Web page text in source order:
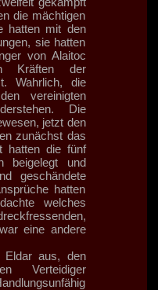
die mächtigen
hatten mit den
sie hatten
von Alaitoc
Kräften der
Wahrlich, die
vereinigten
Die
jetzt den
zunächst das
hatten die fünf
beigelegt und
geschändete
hatten
welches
eine andere
Eldar aus, den
Verteidiger